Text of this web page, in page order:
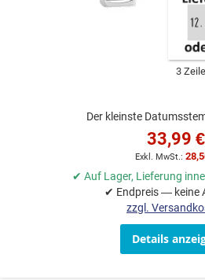
3
Der kleinste
33,99 €
✔ Auf Lager, Lieferung
✔ Endpreis — keine
zzgl.
Details